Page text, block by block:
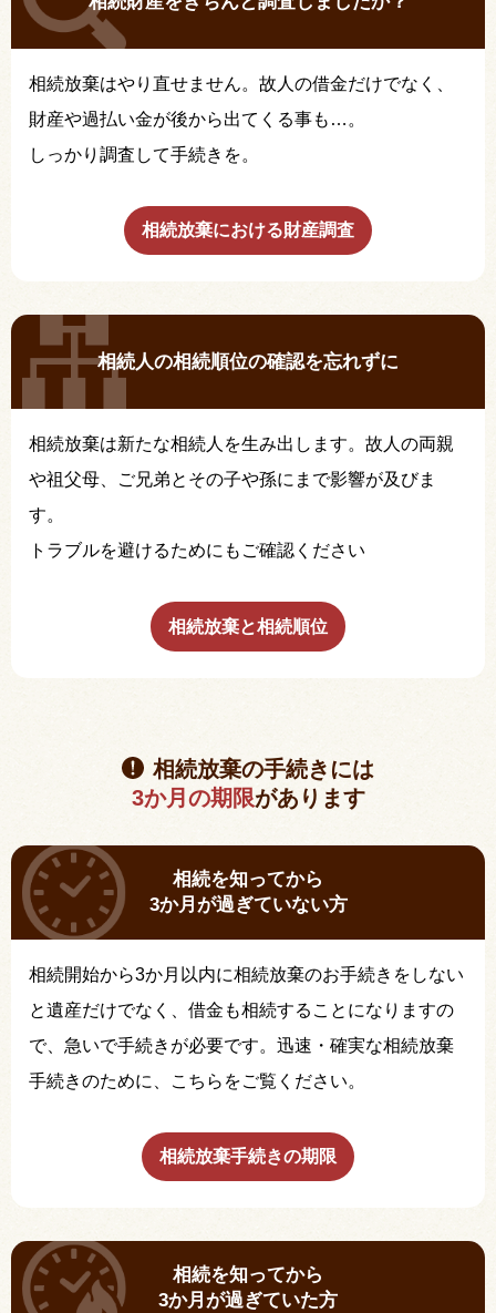
相続放棄はやり直せません。故人の借金だけでなく、
財産や過払い金が後から出てくる事も…。
しっかり調査して手続きを。
相続放棄における財産調査
相続人の相続順位の確認を忘れずに
相続放棄は新たな相続人を生み出します。故人の両親
や祖父母、ご兄弟とその子や孫にまで影響が及びま
す。
トラブルを避けるためにもご確認ください
相続放棄と相続順位
相続放棄の手続きには
3か月の期限があります
相続を知ってから
3か月が過ぎていない方
相続開始から3か月以内に相続放棄のお手続きをしない
と遺産だけでなく、借金も相続することになりますの
で、急いで手続きが必要です。迅速・確実な相続放棄
手続きのために、こちらをご覧ください。
相続放棄手続きの期限
相続を知ってから
3か月が過ぎていた方